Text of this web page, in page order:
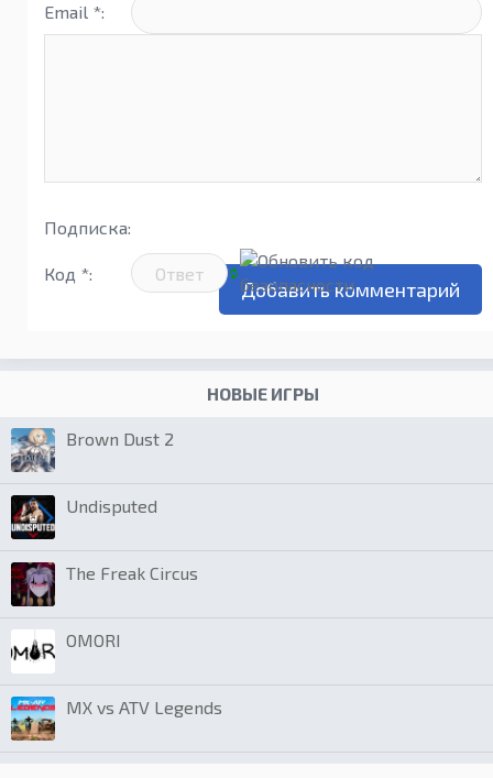
Email *:
Подписка:
Код *:
НОВЫЕ ИГРЫ
Brown Dust 2
Undisputed
The Freak Circus
OMORI
MX vs ATV Legends